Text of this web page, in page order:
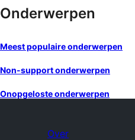
Onderwerpen
Meest populaire onderwerpen
Non-support onderwerpen
Onopgeloste onderwerpen
Over